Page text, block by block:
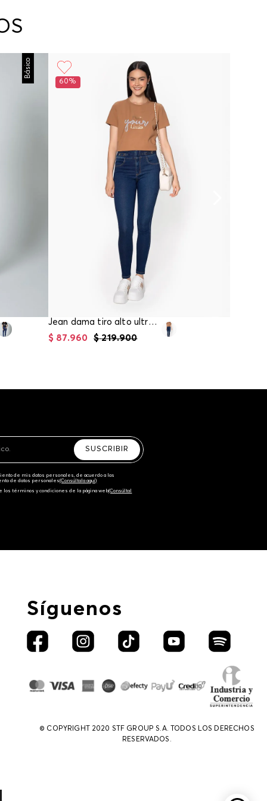
la recogida del producto en la dirección
Básico
60%
Jean dama tiro alto ultra slim pretina
$ 219.900
$ 87.960
SUSCRIBIR
de mis datos personales, de acuerdo a las
de datos personales‎(Consúltala aquí)
los términos y condiciones de la página web‎(Consúltal
Síguenos
© COPYRIGHT 2020 STF GROUP S.A. TODOS LOS DERECHOS
RESERVADOS.